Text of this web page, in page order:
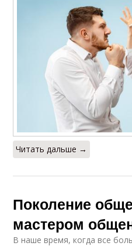
Читать дальше →
Поколение
мастером
В наше время, когда все